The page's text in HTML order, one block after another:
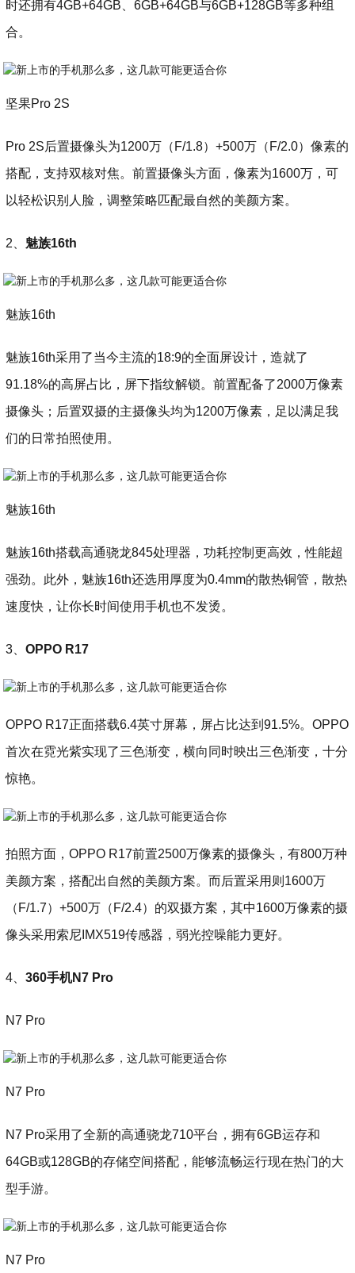
时还拥有4GB+64GB、6GB+64GB与6GB+128GB等多种组
合。
坚果Pro 2S
Pro 2S后置摄像头为1200万（F/1.8）+500万（F/2.0）像素的
搭配，支持双核对焦。前置摄像头方面，像素为1600万，可
以轻松识别人脸，调整策略匹配最自然的美颜方案。
2、 魅族16th
魅族16th
魅族16th采用了当今主流的18:9的全面屏设计，造就了
91.18%的高屏占比，屏下指纹解锁。前置配备了2000万像素
摄像头；后置双摄的主摄像头均为1200万像素，足以满足我
们的日常拍照使用。
魅族16th
魅族16th搭载高通骁龙845处理器，功耗控制更高效，性能超
强劲。此外，魅族16th还选用厚度为0.4mm的散热铜管，散热
速度快，让你长时间使用手机也不发烫。
3、OPPO R17
OPPO R17正面搭载6.4英寸屏幕，屏占比达到91.5%。OPPO
首次在霓光紫实现了三色渐变，横向同时映出三色渐变，十分
惊艳。
拍照方面，OPPO R17前置2500万像素的摄像头，有800万种
美颜方案，搭配出自然的美颜方案。而后置采用则1600万
（F/1.7）+500万（F/2.4）的双摄方案，其中1600万像素的摄
像头采用索尼IMX519传感器，弱光控噪能力更好。
4、360手机N7 Pro
N7 Pro
N7 Pro
N7 Pro采用了全新的高通骁龙710平台，拥有6GB运存和
64GB或128GB的存储空间搭配，能够流畅运行现在热门的大
型手游。
N7 Pro